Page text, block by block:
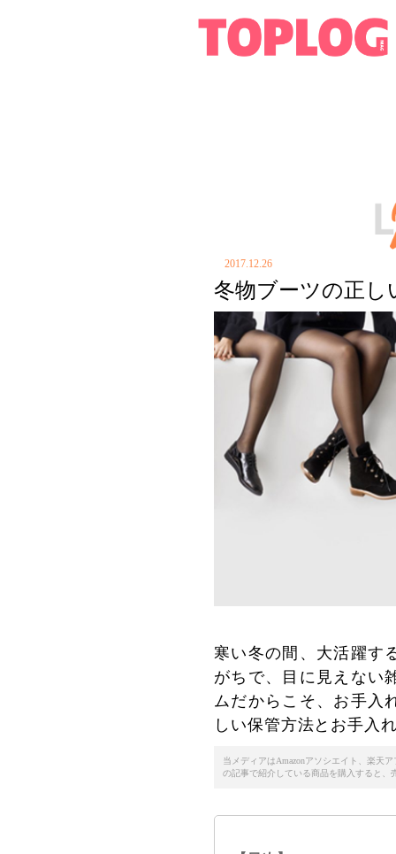
2017.12.26
冬物ブーツの正し
寒い冬の間、大活躍す
がちで、目に見えない
ムだからこそ、お手入
しい保管方法とお手入
当メディアはAmazonアソシエイト、楽天
の記事で紹介している商品を購入すると、